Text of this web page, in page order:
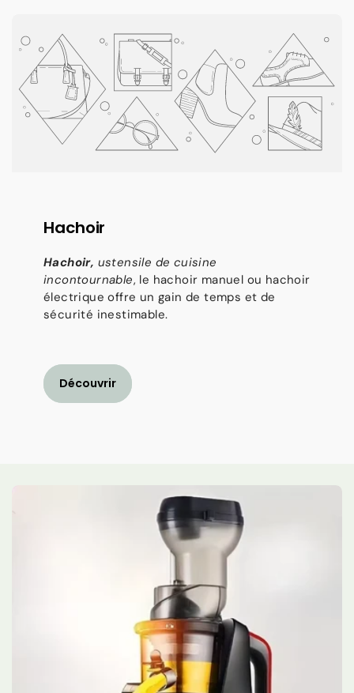
Hachoir
Hachoir, ustensile de cuisine
incontournable, le hachoir manuel ou hachoir
électrique offre un gain de temps et de
sécurité inestimable.
Découvrir